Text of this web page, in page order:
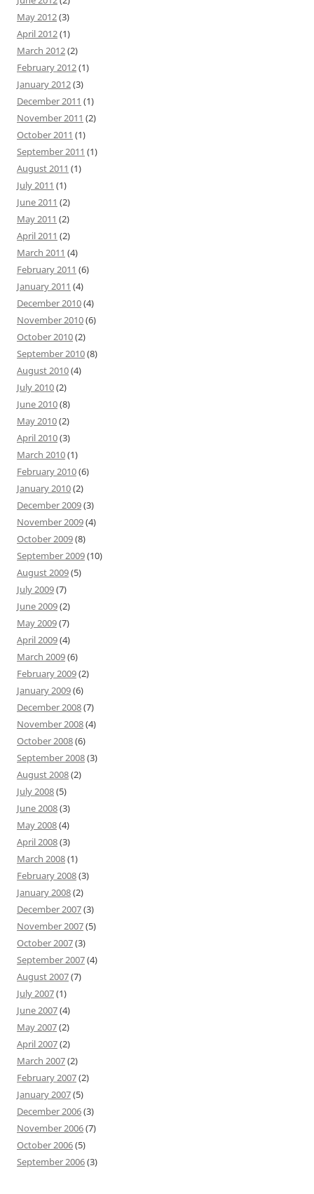
May 2012(3)
April 2012(1)
March 2012(2)
February 2012(1)
January 2012(3)
December 2011 (1)
November 2011 (2)
October 2011 (1)
September 2011 (1)
August 2011 (1)
July 2011 (1)
June 2011 (2)
May 2011 (2)
April 2011 (2)
March 2011 (4)
February 2011 (6)
January 2011 (4)
December 2010(4)
November 2010(6)
October 2010(2)
September 2010(8)
August 2010(4)
July 2010(2)
June 2010(8)
May 2010(2)
April 2010(3)
March 2010(1)
February 2010(6)
January 2010(2)
December 2009(3)
November 2009(4)
October 2009(8)
September 2009(10)
August 2009(5)
July 2009(7)
June 2009(2)
May 2009(7)
April 2009(4)
March 2009(6)
February 2009(2)
January 2009(6)
December 2008(7)
November 2008(4)
October 2008(6)
September 2008(3)
August 2008(2)
July 2008(5)
June 2008(3)
May 2008(4)
April 2008(3)
March 2008(1)
February 2008(3)
January 2008(2)
December 2007(3)
November 2007(5)
October 2007(3)
September 2007(4)
August 2007(7)
July 2007(1)
June 2007(4)
May 2007(2)
April 2007(2)
March 2007(2)
February 2007(2)
January 2007(5)
December 2006(3)
November 2006(7)
October 2006(5)
September 2006(3)